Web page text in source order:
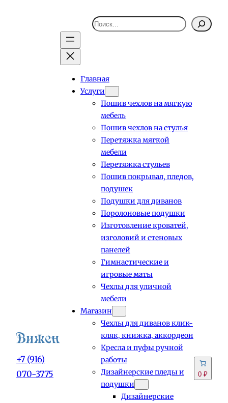
+7 (916)
070-3775
Поиск
Главная
Услуги
Пошив чехлов на мягкую
мебель
Пошив чехлов на стулья
Перетяжка мягкой
мебели
Перетяжка стульев
Пошив покрывал, пледов,
подушек
Подушки для диванов
Поролоновые подушки
Изготовление кроватей,
изголовий и стеновых
панелей
Гимнастические и
игровые маты
Чехлы для уличной
мебели
Магазин
Чехлы для диванов клик-
кляк, книжка, аккордеон
Кресла и пуфы ручной
работы
Дизайнерские пледы и
подушки
Дизайнерские
0 ₽